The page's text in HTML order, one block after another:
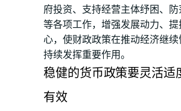
府投资、支持经营主体纾困、
等各项工作，增强发展动力、
心，使财政政策在推动经济继
持续发挥重要作用。
稳健的货币政策要灵活适
有效